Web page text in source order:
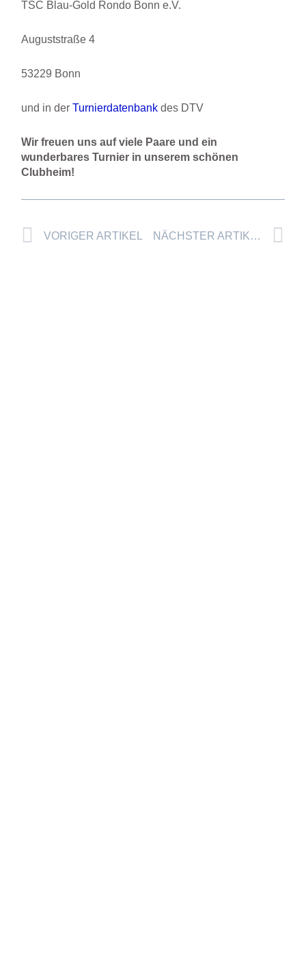
TSC Blau-Gold Rondo Bonn e.V.
Auguststraße 4
53229 Bonn
und in derTurnierdatenbankdes DTV
Wir freuen uns auf viele Paare und ein
wunderbares Turnier in unserem schönen
Clubheim!
Prev
VORIGER ARTIKEL NÄCHSTER ARTIKEL